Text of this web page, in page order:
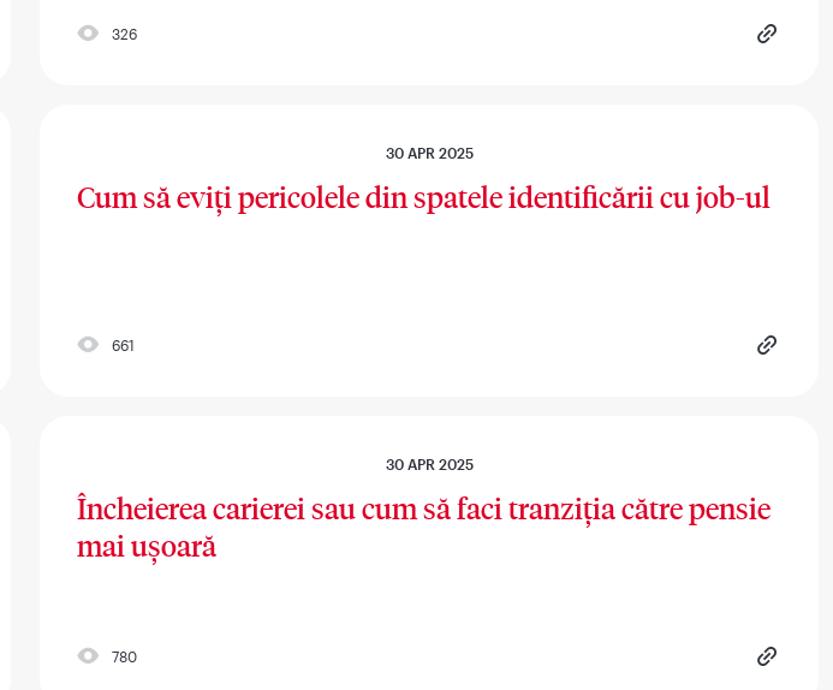
326
30 APR 2025
Cum să eviți pericolele din spatele identificării cu job-ul
661
30 APR 2025
Încheierea carierei sau cum să faci tranziția către pensie
mai ușoară
780